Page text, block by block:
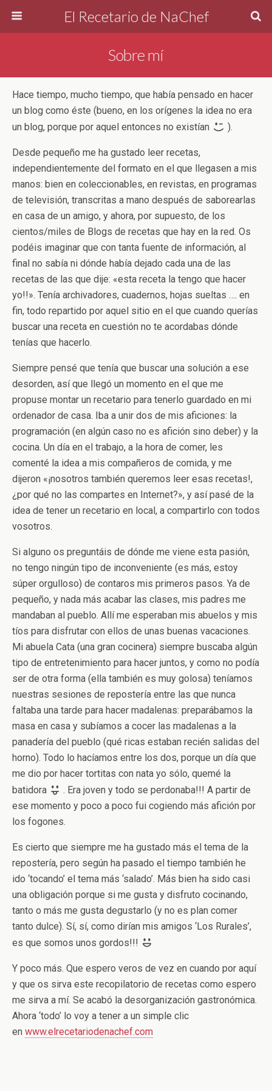
El Recetario de NaChef
Sobre mí
Hace tiempo, mucho tiempo, que había pensado en hacer
un blog como éste (bueno, en los orígenes la idea no era
un blog, porque por aquel entonces no existían
).
Desde pequeño me ha gustado leer recetas,
independientemente del formato en el que llegasen a mis
manos: bien en coleccionables, en revistas, en programas
de televisión, transcritas a mano después de saborearlas
en casa de un amigo, y ahora, por supuesto, de los
cientos/miles de Blogs de recetas que hay en la red. Os
podéis imaginar que con tanta fuente de información, al
final no sabía ni dónde había dejado cada una de las
recetas de las que dije: «esta receta la tengo que hacer
yo!!». Tenía archivadores, cuadernos, hojas sueltas …. en
fin, todo repartido por aquel sitio en el que cuando querías
buscar una receta en cuestión no te acordabas dónde
tenías que hacerlo.
Siempre pensé que tenía que buscar una solución a ese
desorden, así que llegó un momento en el que me
propuse montar un recetario para tenerlo guardado en mi
ordenador de casa. Iba a unir dos de mis aficiones: la
programación (en algún caso no es afición sino deber) y la
cocina. Un día en el trabajo, a la hora de comer, les
comenté la idea a mis compañeros de comida, y me
dijeron «¡nosotros también queremos leer esas recetas!,
¿por qué no las compartes en Internet?», y así pasé de la
idea de tener un recetario en local, a compartirlo con todos
vosotros.
Si alguno os preguntáis de dónde me viene esta pasión,
no tengo ningún tipo de inconveniente (es más, estoy
súper orgulloso) de contaros mis primeros pasos. Ya de
pequeño, y nada más acabar las clases, mis padres me
mandaban al pueblo. Allí me esperaban mis abuelos y mis
tíos para disfrutar con ellos de unas buenas vacaciones.
Mi abuela Cata (una gran cocinera) siempre buscaba algún
tipo de entretenimiento para hacer juntos, y como no podía
ser de otra forma (ella también es muy golosa) teníamos
nuestras sesiones de repostería entre las que nunca
faltaba una tarde para hacer madalenas: preparábamos la
masa en casa y subíamos a cocer las madalenas a la
panadería del pueblo (qué ricas estaban recién salidas del
horno). Todo lo hacíamos entre los dos, porque un día que
me dio por hacer tortitas con nata yo sólo, quemé la
batidora
. Era joven y todo se perdonaba!!! A partir de
ese momento y poco a poco fui cogiendo más afición por
los fogones.
Es cierto que siempre me ha gustado más el tema de la
repostería, pero según ha pasado el tiempo también he
ido ‘tocando’ el tema más ‘salado’. Más bien ha sido casi
una obligación porque si me gusta y disfruto cocinando,
tanto o más me gusta degustarlo (y no es plan comer
tanto dulce). Sí, sí, como dirían mis amigos ‘Los Rurales’,
es que somos unos gordos!!!
Y poco más. Que espero veros de vez en cuando por aquí
y que os sirva este recopilatorio de recetas como espero
me sirva a mí. Se acabó la desorganización gastronómica.
Ahora ‘todo’ lo voy a tener a un simple clic
en www.elrecetariodenachef.com